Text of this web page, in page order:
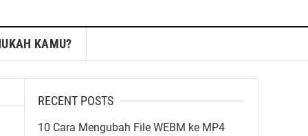
KAMU?
RECENT POSTS
10 Cara Mengubah File WEBM ke MP4